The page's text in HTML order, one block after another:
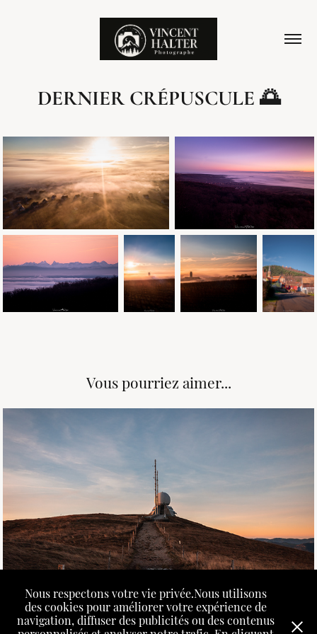
DERNIER CRÉPUSCULE 🌅
Vous pourriez aimer...
November, 2022
Le Grand Ballon
Nous respectons votre vie privée.Nous utilisons
des cookies pour améliorer votre expérience de
navigation, diffuser des publicités ou des contenus